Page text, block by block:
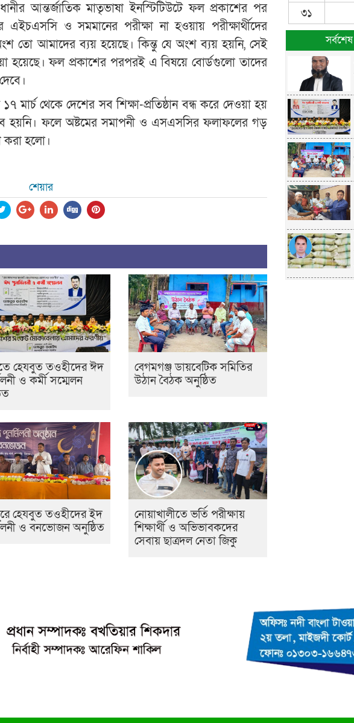
আন্তর্জাতিক মাতৃভাষা ইনস্টিটিউটে ফল প্রকাশের পর
এইচএসসি ও সমমানের পরীক্ষা না হওয়ায় পরীক্ষার্থীদের
তো আমাদের ব্যয় হয়েছে। কিন্তু যে অংশ ব্যয় হয়নি, সেই
হয়েছে। ফল প্রকাশের পরপরই এ বিষয়ে বোর্ডগুলো তাদের
থেকে দেশের সব শিক্ষা-প্রতিষ্ঠান বন্ধ করে দেওয়া হয়
হয়নি। ফলে অষ্টমের সমাপনী ও এসএসসির ফলাফলের গড়
হলো।
শেয়ার
হেযবুত তওহীদের ঈদ
ও কর্মী সম্মেলন
বেগমগঞ্জ ডায়বেটিক সমিতির
উঠান বৈঠক অনুষ্ঠিত
হেযবুত তওহীদের ইদ
ও বনভোজন অনুষ্ঠিত
নোয়াখালীতে ভর্তি পরীক্ষায়
শিক্ষার্থী ও অভিভাবকদের
সেবায় ছাত্রদল নেতা জিকু
৩১
সর্বশেষ